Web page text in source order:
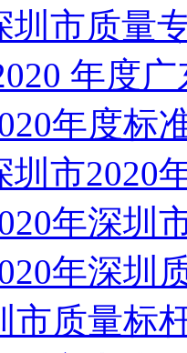
圳市质量
年度
年度标
圳市2020
年深圳
年深圳
市质量标